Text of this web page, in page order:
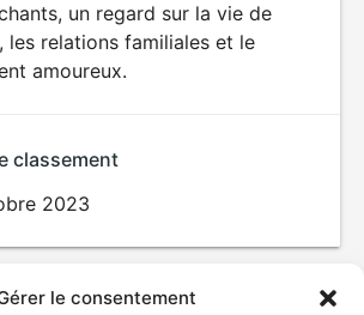
le consentement
un regard sur la vie de
les relations familiales et le
amoureux.
classement
2023